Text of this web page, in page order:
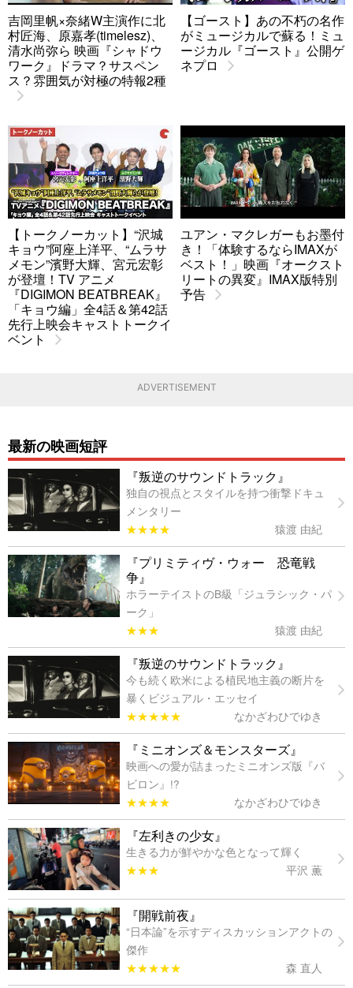
吉岡里帆×奈緒W主演作に北
村匠海、原嘉孝(timelesz)、
清水尚弥ら 映画『シャドウ
ワーク』ドラマ？サスペン
ス？雰囲気が対極の特報2種
【ゴースト】あの不朽の名作
がミュージカルで蘇る！ミュ
ージカル『ゴースト』公開ゲ
ネプロ
【トークノーカット】“沢城
キョウ”阿座上洋平、“ムラサ
メモン”濱野大輝、宮元宏彰
が登壇！TV アニメ
『DIGIMON BEATBREAK』
「キョウ編」全4話＆第42話
先行上映会キャストトークイ
ベント
ユアン・マクレガーもお墨付
き！「体験するならIMAXが
ベスト！」映画『オークスト
リートの異変』IMAX版特別
予告
ADVERTISEMENT
最新の映画短評
『叛逆のサウンドトラック』
独自の視点とスタイルを持つ衝撃ドキュ
メンタリー
★★★★
猿渡 由紀
『プリミティヴ・ウォー 恐竜戦
争』
ホラーテイストのB級「ジュラシック・パ
ーク」
★★★
猿渡 由紀
『叛逆のサウンドトラック』
今も続く欧米による植民地主義の断片を
暴くビジュアル・エッセイ
★★★★★
なかざわひでゆき
『ミニオンズ＆モンスターズ』
映画への愛が詰まったミニオンズ版『バ
ビロン』!?
★★★★
なかざわひでゆき
『左利きの少女』
生きる力が鮮やかな色となって輝く
★★★
平沢 薫
『開戦前夜』
“日本論”を示すディスカッションアクトの
傑作
★★★★★
森 直人